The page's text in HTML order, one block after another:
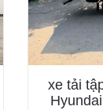
xe tải